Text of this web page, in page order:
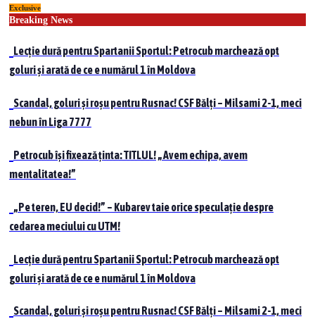
Skip
to
Exclusive
Breaking News
Lecție dură pentru Spartanii Sportul: Petrocub marchează opt
goluri și arată de ce e numărul 1 în Moldova
Scandal, goluri și roșu pentru Rusnac! CSF Bălți – Milsami 2-1, meci
nebun în Liga 7777
Petrocub își fixează ținta: TITLUL! „Avem echipa, avem
mentalitatea!”
„Pe teren, EU decid!” – Kubarev taie orice speculație despre
cedarea meciului cu UTM!
Lecție dură pentru Spartanii Sportul: Petrocub marchează opt
goluri și arată de ce e numărul 1 în Moldova
Scandal, goluri și roșu pentru Rusnac! CSF Bălți – Milsami 2-1, meci